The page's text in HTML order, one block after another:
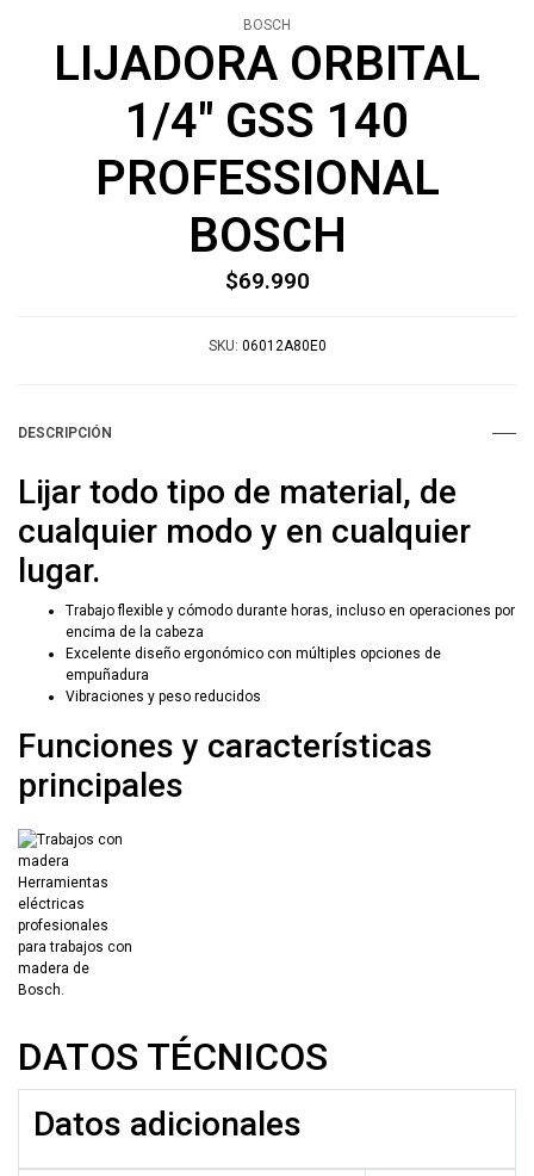
BOSCH
LIJADORA ORBITAL
1/4" GSS 140
PROFESSIONAL
BOSCH
$69.990
SKU: 06012A80E0
DESCRIPCIÓN
Lijar todo tipo de material, de
cualquier modo y en cualquier
lugar.
Trabajo flexible y cómodo durante horas, incluso en operaciones por
encima de la cabeza
Excelente diseño ergonómico con múltiples opciones de
empuñadura
Vibraciones y peso reducidos
Funciones y características
principales
DATOS TÉCNICOS
Datos adicionales